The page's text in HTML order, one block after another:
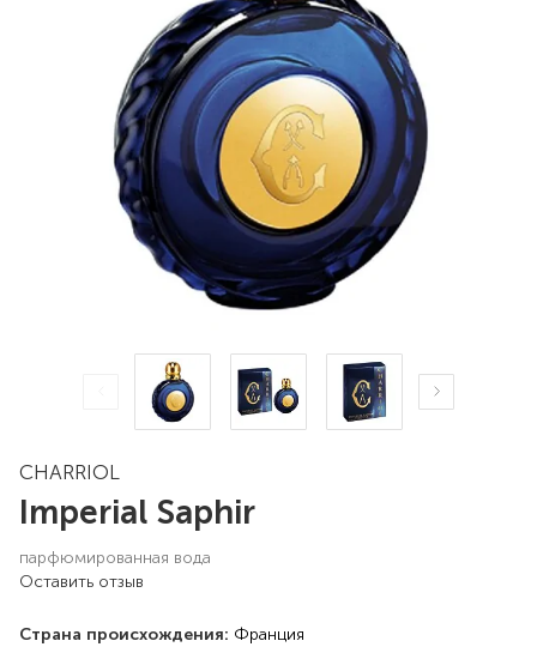
CHARRIOL
Imperial Saphir
парфюмированная вода
Оставить отзыв
Страна происхождения: Франция